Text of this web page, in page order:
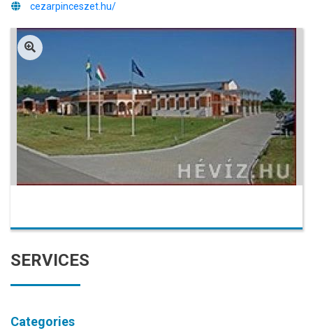
cezarpinceszet.hu/
SERVICES
Categories